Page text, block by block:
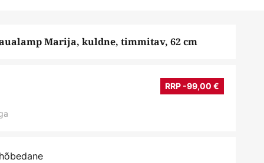
Marija, kuldne, timmitav, 62 cm
RRP -99,00 €